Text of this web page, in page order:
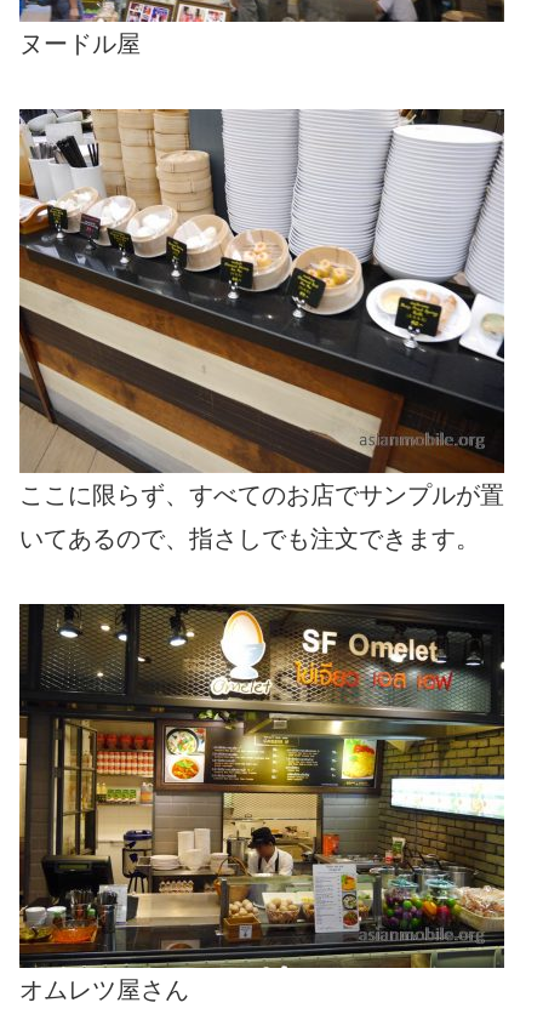
ヌードル屋
ここに限らず、すべてのお店でサンプルが置
いてあるので、指さしでも注文できます。
オムレツ屋さん